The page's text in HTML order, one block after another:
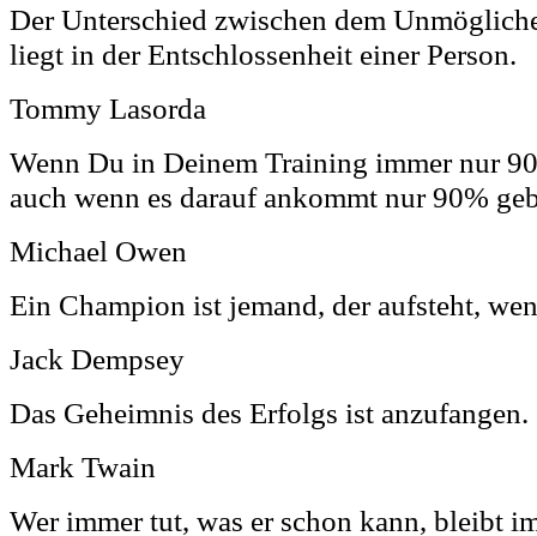
Der Unterschied zwischen dem
liegt in der Entschlossenheit einer Person.
Tommy Lasorda
Wenn Du in Deinem Training immer nur
auch wenn es darauf ankommt nur 90%
Michael Owen
Ein Champion ist jemand, der aufsteht,
Jack Dempsey
Das Geheimnis des Erfolgs ist anzufangen.
Mark Twain
Wer immer tut, was er schon kann, bleibt